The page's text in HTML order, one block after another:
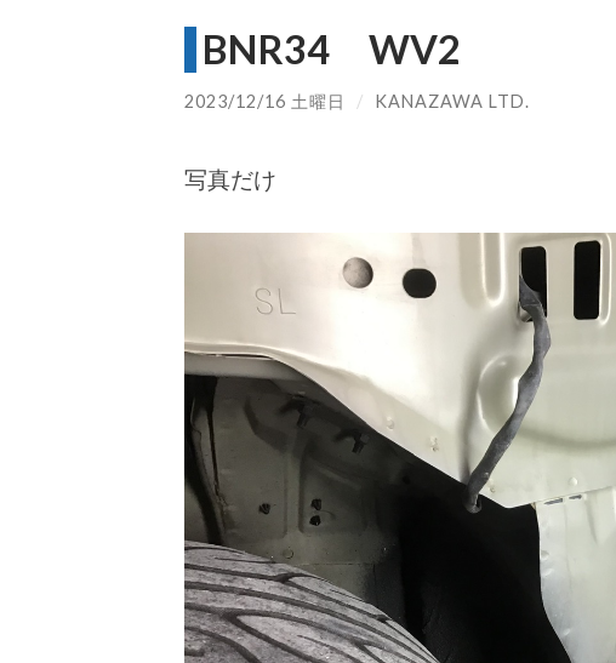
BNR34 WV2
2023/12/16 土曜日 / KANAZAWA LTD.
写真だけ